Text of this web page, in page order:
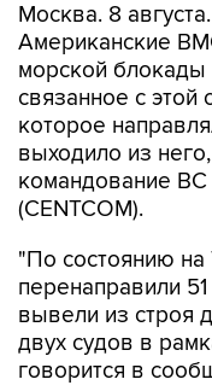
Москва. 8
Американские
морской блокады
связанное с этой
которое
выходило из
командование
(CENTCOM).
"По состоянию на
перенаправили
вывели из строя
двух судов в
говорится в